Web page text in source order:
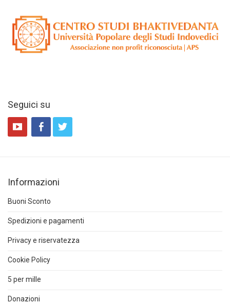
Seguici su
Informazioni
Buoni Sconto
Spedizioni e pagamenti
Privacy e riservatezza
Cookie Policy
5 per mille
Donazioni